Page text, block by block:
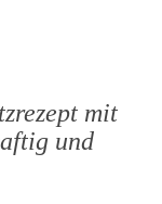
mit
und